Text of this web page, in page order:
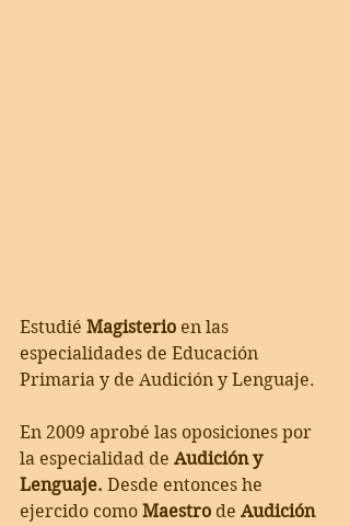
Estudié Magisterio en las
especialidades de Educación
Primaria y de Audición y Lenguaje.
En 2009 aprobé las oposiciones por
la especialidad de Audición y
Lenguaje. Desde entonces he
ejercido como Maestro de Audición